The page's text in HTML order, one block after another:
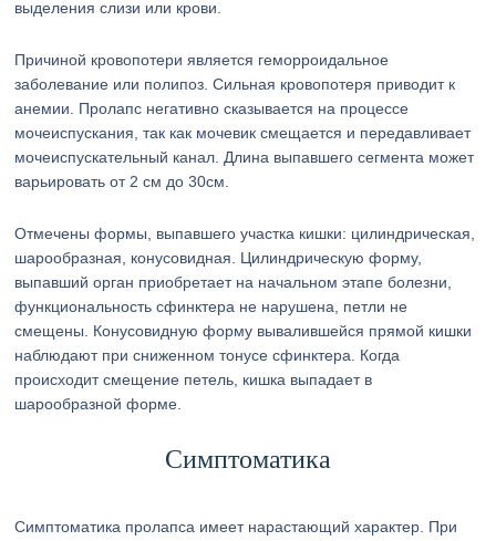
выделения слизи или крови.
Причиной кровопотери является геморроидальное
заболевание или полипоз. Сильная кровопотеря приводит к
анемии. Пролапс негативно сказывается на процессе
мочеиспускания, так как мочевик смещается и передавливает
мочеиспускательный канал. Длина выпавшего сегмента может
варьировать от 2 см до 30см.
Отмечены формы, выпавшего участка кишки: цилиндрическая,
шарообразная, конусовидная. Цилиндрическую форму,
выпавший орган приобретает на начальном этапе болезни,
функциональность сфинктера не нарушена, петли не
смещены. Конусовидную форму вывалившейся прямой кишки
наблюдают при сниженном тонусе сфинктера. Когда
происходит смещение петель, кишка выпадает в
шарообразной форме.
Симптоматика
Симптоматика пролапса имеет нарастающий характер. При